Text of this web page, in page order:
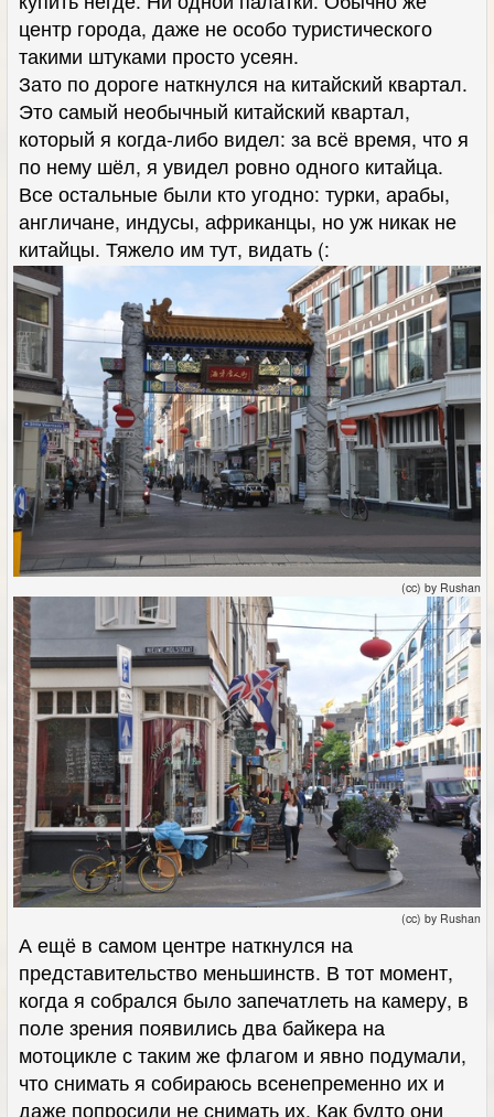
центр города, даже не особо туристического
такими штуками просто усеян.
Зато по дороге наткнулся на китайский квартал.
Это самый необычный китайский квартал,
который я когда-либо видел: за всё время, что я
по нему шёл, я увидел ровно одного китайца.
Все остальные были кто угодно: турки, арабы,
англичане, индусы, африканцы, но уж никак не
китайцы. Тяжело им тут, видать (:
(cc) by Rushan
(cc) by Rushan
А ещё в самом центре наткнулся на
представительство меньшинств. В тот момент,
когда я собрался было запечатлеть на камеру, в
поле зрения появились два байкера на
мотоцикле с таким же флагом и явно подумали,
что снимать я собираюсь всенепременно их и
даже попросили не снимать их. Как будто они